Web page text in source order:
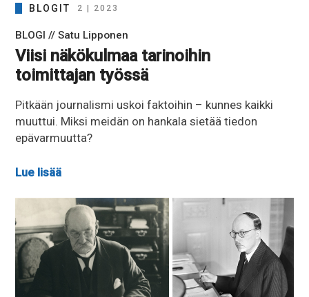
BLOGIT 2 | 2023
BLOGI // Satu Lipponen
Viisi näkökulmaa tarinoihin
toimittajan työssä
Pitkään journalismi uskoi faktoihin – kunnes kaikki
muuttui. Miksi meidän on hankala sietää tiedon
epävarmuutta?
Lue lisää